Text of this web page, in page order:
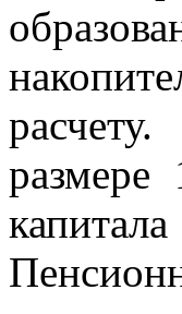
размере